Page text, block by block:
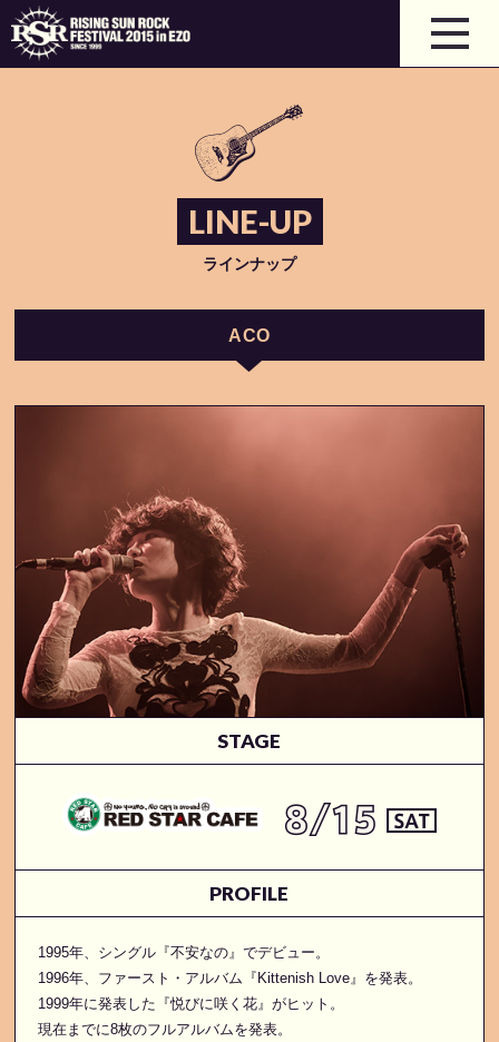
LINE-UP
ラインナップ
ACO
STAGE
PROFILE
1995年、シングル『不安なの』でデビュー。
1996年、ファースト・アルバム『Kittenish Love』を発表。
1999年に発表した『悦びに咲く花』がヒット。
現在までに8枚のフルアルバムを発表。